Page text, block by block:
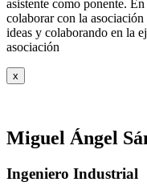
asistente como ponente.
colaborar con la
ideas y colaborando en la
asociación
x
Miguel Ángel
Ingeniero Industrial